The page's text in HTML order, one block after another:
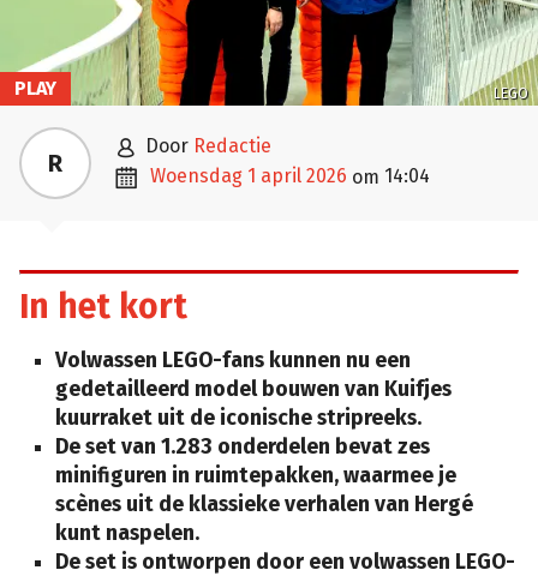
LEGO
PLAY
R  door Redactie
 woensdag 1 april 2026 om 14:04
In het kort
Volwassen LEGO-fans kunnen nu een
gedetailleerd model bouwen van Kuifjes
kuurraket uit de iconische stripreeks.
De set van 1.283 onderdelen bevat zes
minifiguren in ruimtepakken, waarmee je
scènes uit de klassieke verhalen van Hergé
kunt naspelen.
De set is ontworpen door een volwassen LEGO-